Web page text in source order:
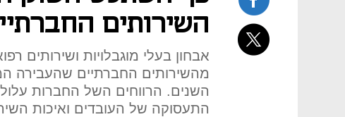
השירותים
אבחון בעלי מוגבלויות ושירותים
מהשירותים החברתיים שהעבירה
השנים. הרווחים השל החברות
התעסוקה של העובדים ואיכות